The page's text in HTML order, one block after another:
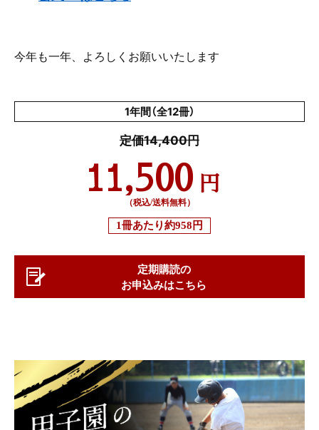
今年も一年、よろしくお願いいたします
1年間（全12冊）
定価14,400円
11,500 円
（税込/送料無料）
1冊あたり約958円
定期購読の
お申込みはこちら